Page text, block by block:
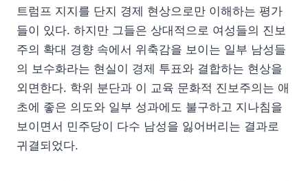
트럼프 지지를 단지 경제 현상으로만 이해하는 평가
들이 있다. 하지만 그들은 상대적으로 여성들의 진보
주의 확대 경향 속에서 위축감을 보이는 일부 남성들
의 보수화라는 현실이 경제 투표와 결합하는 현상을
외면한다. 학위 분단과 이 교육 문화적 진보주의는 애
초에 좋은 의도와 일부 성과에도 불구하고 지나침을
보이면서 민주당이 다수 남성을 잃어버리는 결과로
귀결되었다.